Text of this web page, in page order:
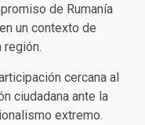
de Rumanía
un contexto de
cercana al
ciudadana ante la
extremo.